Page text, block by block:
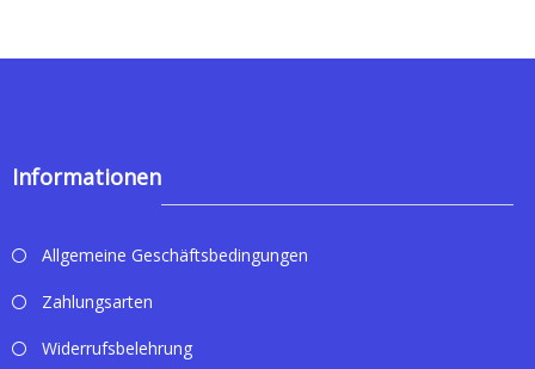
Informationen
Allgemeine Geschäftsbedingungen
Zahlungsarten
Widerrufsbelehrung